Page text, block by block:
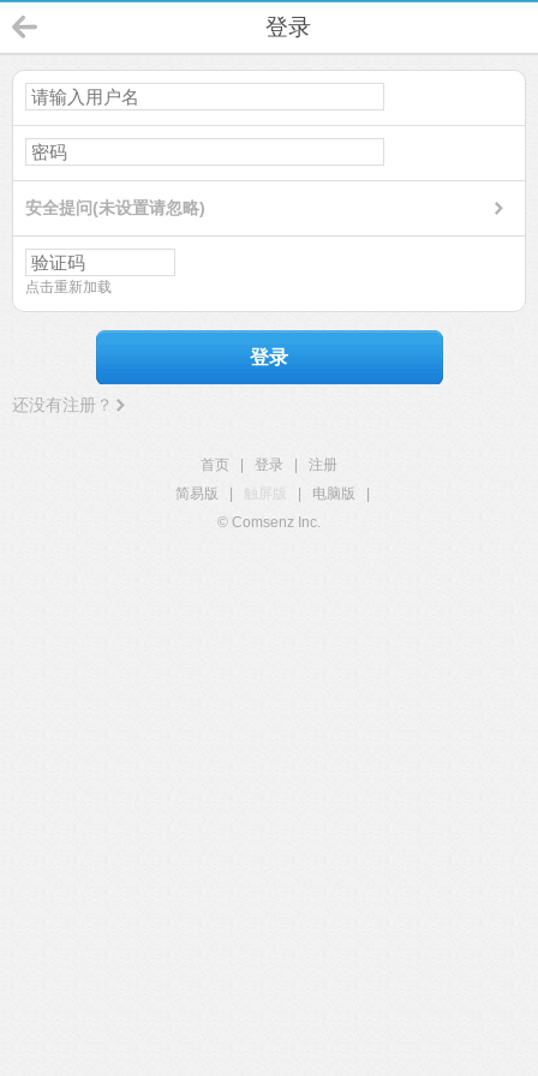
登录
安全提问(未设置请忽略)
点击重新加载
登录
还没有注册？
首页 登录
注册
简易版
触屏版 电脑版
© Comsenz Inc.